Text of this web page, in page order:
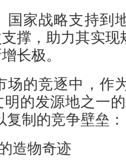
国家战略支持到
撑，助力其实
长极。
场的竞逐中，作
的发源地之一
复制的竞争壁垒：
造物奇迹